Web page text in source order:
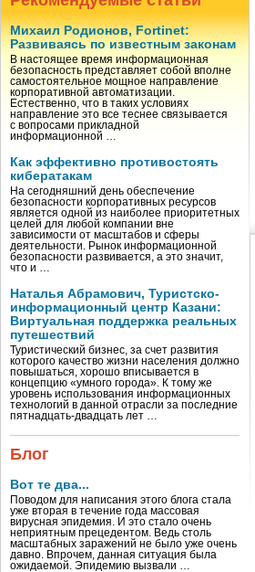
Михаил Родионов, Fortinet:
Развиваясь по известным законам
В настоящее время информационная
безопасность представляет собой вполне
самостоятельное мощное направление
корпоративной автоматизации.
Естественно, что в таких условиях
направление это все теснее связывается
с вопросами прикладной
информационной …
Как эффективно противостоять
кибератакам
На сегодняшний день обеспечение
безопасности корпоративных ресурсов
является одной из наиболее приоритетных
целей для любой компании вне
зависимости от масштабов и сферы
деятельности. Рынок информационной
безопасности развивается, а это значит,
что и …
Наталья Абрамович, Туристско-
информационный центр Казани:
Виртуальная поддержка реальных
путешествий
Туристический бизнес, за счет развития
которого качество жизни населения должно
повышаться, хорошо вписывается в
концепцию «умного города». К тому же
уровень использования информационных
технологий в данной отрасли за последние
пятнадцать-двадцать лет …
Блог
Вот те два...
Поводом для написания этого блога стала
уже вторая в течение года массовая
вирусная эпидемия. И это стало очень
неприятным прецедентом. Ведь столь
масштабных заражений не было уже очень
давно. Впрочем, данная ситуация была
ожидаемой. Эпидемию вызвали …